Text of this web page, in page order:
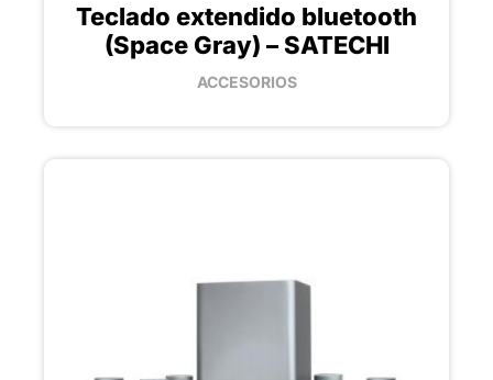
ACCESORIOS
Teclado extendido bluetooth
(Space Gray) – SATECHI